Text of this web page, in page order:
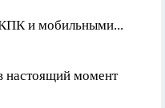
и мобильными...
настоящий момент